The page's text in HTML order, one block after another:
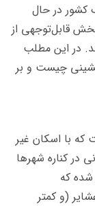
کشور در حال
قابل‌توجهی از
در این مطلب
چیست و بر
که با اسکان غیر
در کناره‌ شهرها
که
(و کمتر